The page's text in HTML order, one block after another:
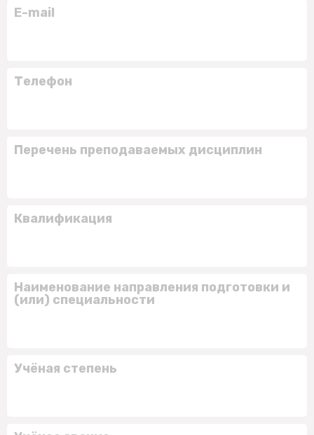
E-mail
Телефон
Перечень преподаваемых дисциплин
Квалификация
Наименование направления подготовки и
(или) специальности
Учёная степень